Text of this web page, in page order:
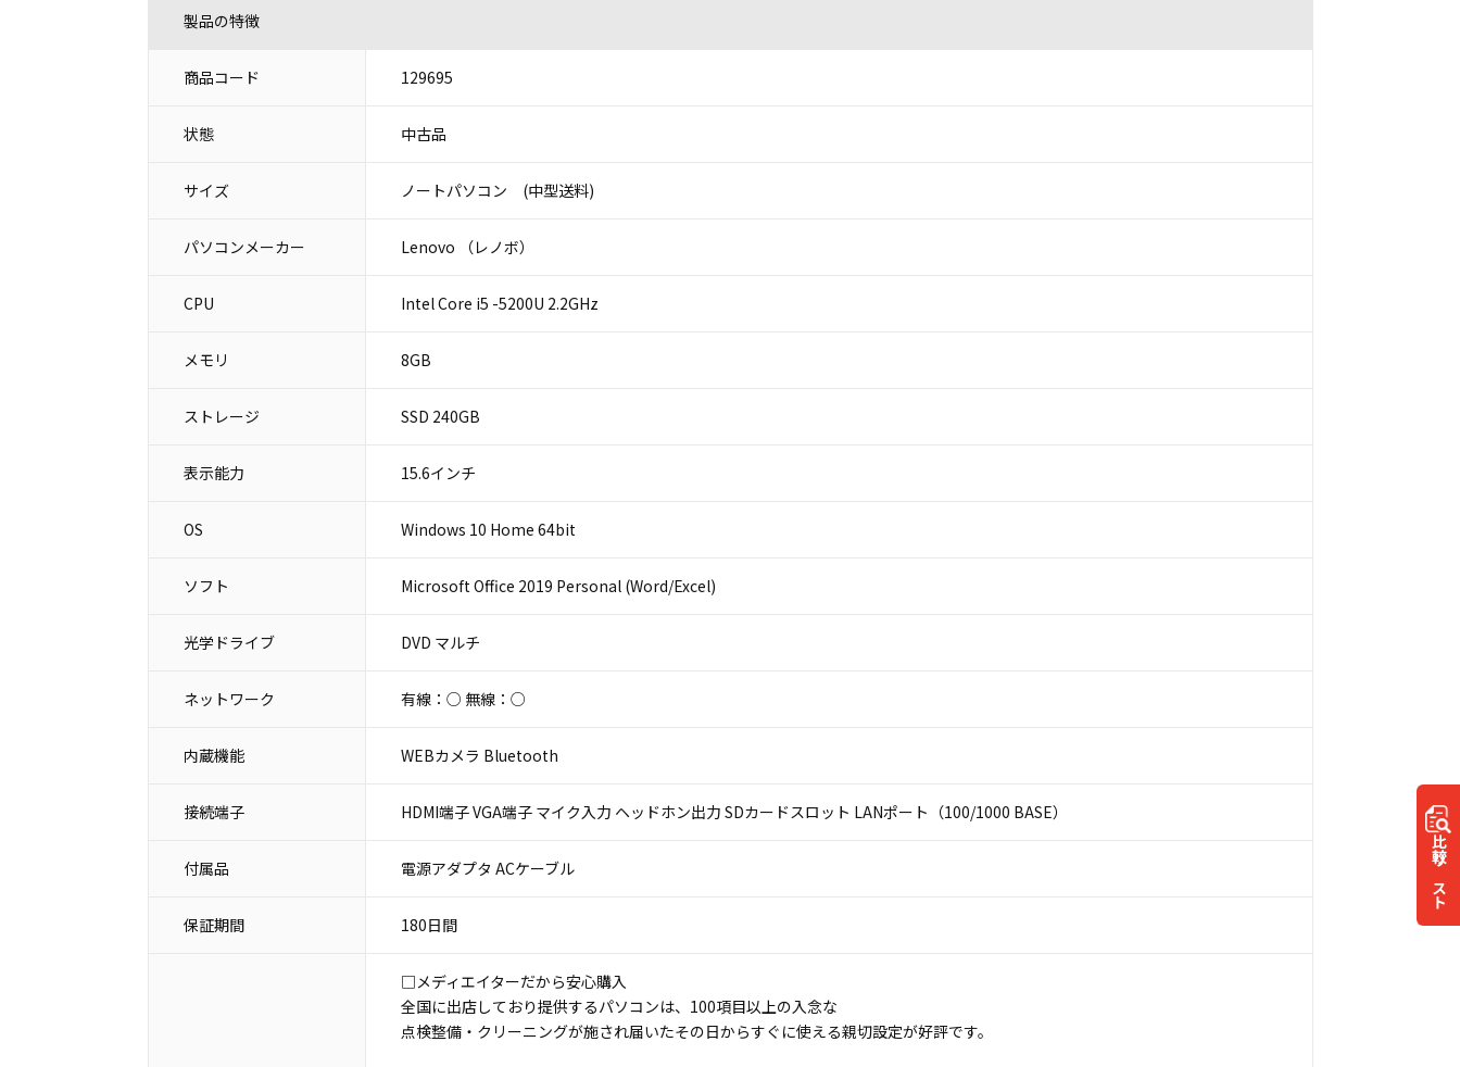
比較
リスト
製品の特徴
商品コード 129695
状態 中古品
サイズ ノートパソコン (中型送料)
パソコンメーカー Lenovo （レノボ）
CPU Intel Core i5 -5200U 2.2GHz
メモリ 8GB
ストレージ SSD 240GB
表示能力 15.6インチ
OS Windows 10 Home 64bit
ソフト Microsoft Office 2019 Personal (Word/Excel)
光学ドライブ DVD マルチ
ネットワーク 有線：○ 無線：○
内蔵機能 WEBカメラ Bluetooth
接続端子 HDMI端子 VGA端子 マイク入力 ヘッドホン出力 SDカードスロット LANポート（100/1000 BASE）
付属品 電源アダプタ ACケーブル
保証期間 180日間
□メディエイターだから安心購入
全国に出店しており提供するパソコンは、100項目以上の入念な
点検整備・クリーニングが施され届いたその日からすぐに使える親切設定が好評です。